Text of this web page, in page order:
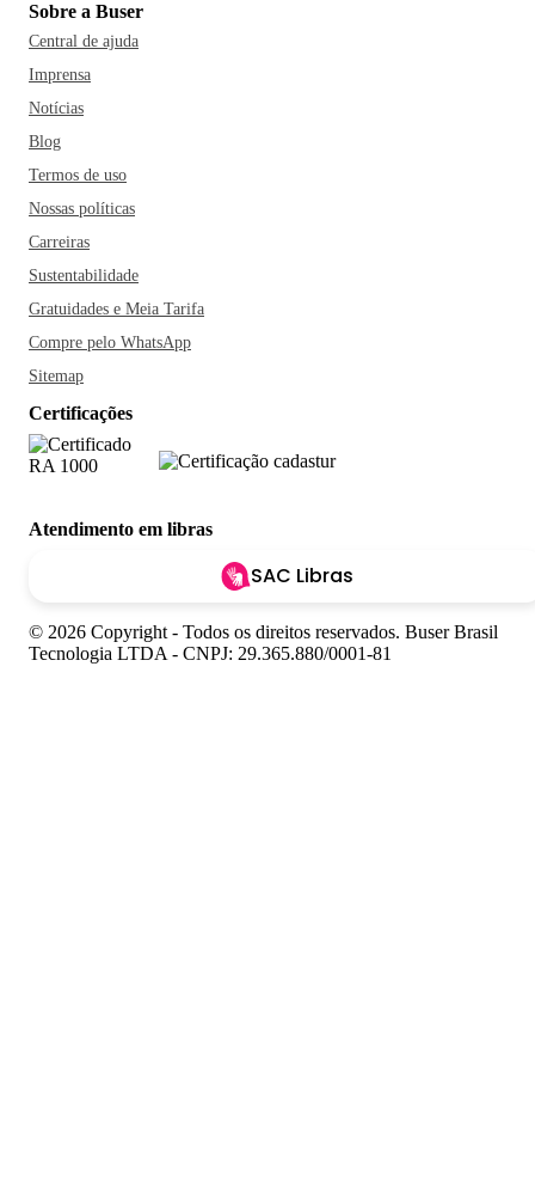
Sobre a Buser
Central de ajuda
Imprensa
Notícias
Blog
Termos de uso
Nossas políticas
Carreiras
Sustentabilidade
Gratuidades e Meia Tarifa
Compre pelo WhatsApp
Sitemap
Certificações
Atendimento em libras
SAC Libras
© 2026 Copyright - Todos os direitos reservados. Buser Brasil
Tecnologia LTDA - CNPJ: 29.365.880/0001-81